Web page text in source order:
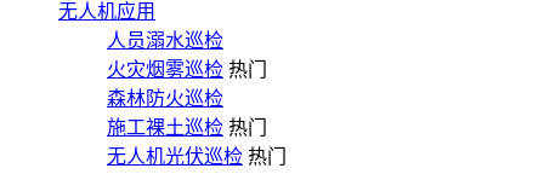
无人机应用
人员溺水巡检
火灾烟雾巡检 热门
森林防火巡检
施工裸土巡检 热门
无人机光伏巡检 热门